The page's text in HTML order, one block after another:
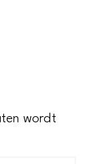
wordt